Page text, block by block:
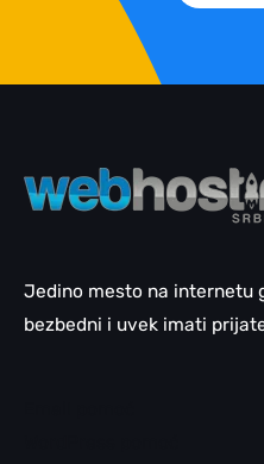
Jedino mesto na internetu
bezbedni i uvek imati